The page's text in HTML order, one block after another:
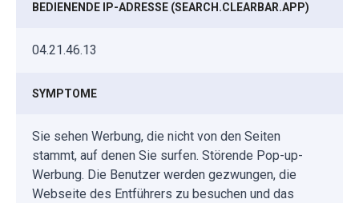
BEDIENENDE IP-ADRESSE (SEARCH.CLEARBAR.APP)
04.21.46.13
SYMPTOME
Sie sehen Werbung, die nicht von den Seiten
stammt, auf denen Sie surfen. Störende Pop-up-
Werbung. Die Benutzer werden gezwungen, die
Webseite des Entführers zu besuchen und das